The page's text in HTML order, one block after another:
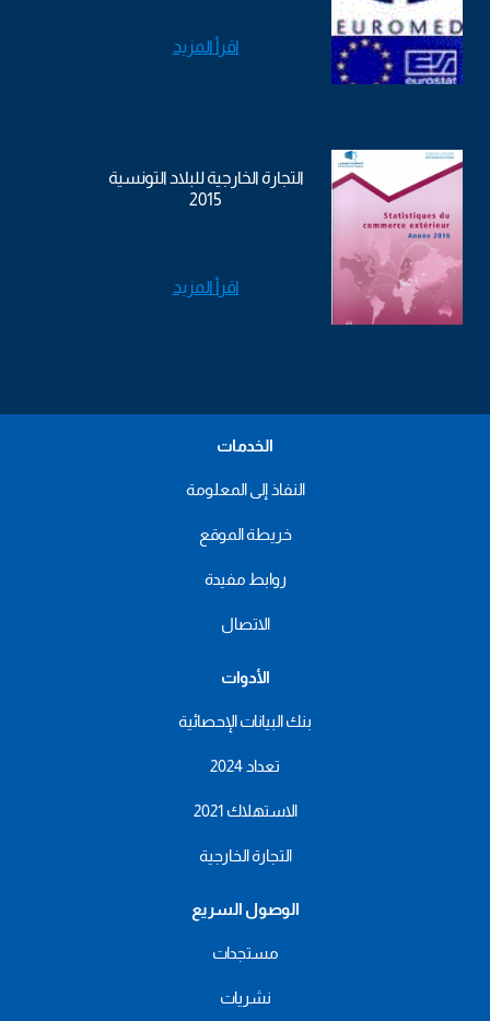
اقرأ المزيد
التجارة الخارجية للبلاد التونسية
2015
اقرأ المزيد
الخدمات
النفاذ إلى المعلومة
خريطة الموقع
روابط مفيدة
الاتصال
الأدوات
بنك البيانات الإحصائية
تعداد 2024
الاستهلاك 2021
التجارة الخارجية
الوصول السريع
مستجدات
نشريات